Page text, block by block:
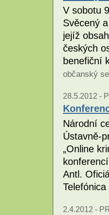
V sobotu
Svěcený
jejíž
českých
benefiční
občanský
28.5.2012 -
Národní
Ústavně-
„Online
Antl.
Telefónica
2.4.2012 -